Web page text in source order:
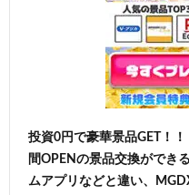
投資0円で豪華景品GET！
間OPENの景品交換ができ
ムアプリなどと違い、